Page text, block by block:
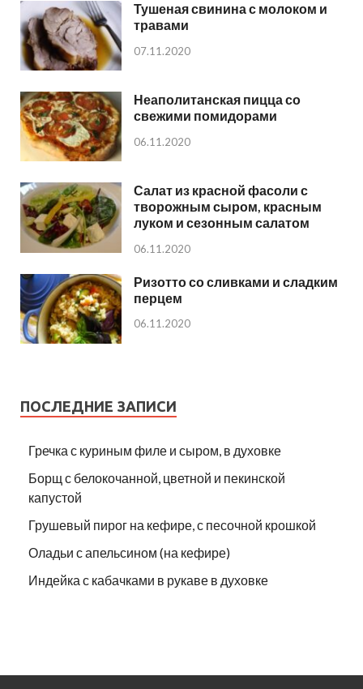
Тушеная свинина с молоком и
травами
07.11.2020
Неаполитанская пицца со
свежими помидорами
06.11.2020
Салат из красной фасоли с
творожным сыром, красным
луком и сезонным салатом
06.11.2020
Ризотто со сливками и сладким
перцем
06.11.2020
ПОСЛЕДНИЕ ЗАПИСИ
Гречка с куриным филе и сыром, в духовке
Борщ с белокочанной, цветной и пекинской
капустой
Грушевый пирог на кефире, с песочной крошкой
Оладьи с апельсином (на кефире)
Индейка с кабачками в рукаве в духовке